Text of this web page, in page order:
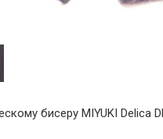
бисеру MIYUKI Delica